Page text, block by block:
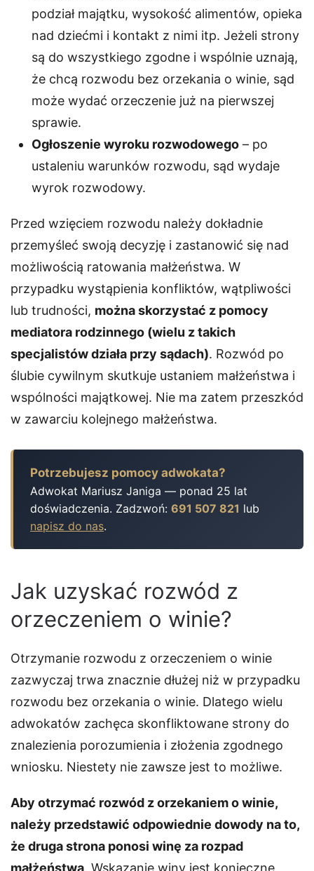
podział majątku, wysokość alimentów, opieka
nad dziećmi i kontakt z nimi itp. Jeżeli strony
są do wszystkiego zgodne i wspólnie uznają,
że chcą rozwodu bez orzekania o winie, sąd
może wydać orzeczenie już na pierwszej
sprawie.
Ogłoszenie wyroku rozwodowego – po
ustaleniu warunków rozwodu, sąd wydaje
wyrok rozwodowy.
Przed wzięciem rozwodu należy dokładnie
przemyśleć swoją decyzję i zastanowić się nad
możliwością ratowania małżeństwa. W
przypadku wystąpienia konfliktów, wątpliwości
lub trudności, można skorzystać z pomocy
mediatora rodzinnego (wielu z takich
specjalistów działa przy sądach). Rozwód po
ślubie cywilnym skutkuje ustaniem małżeństwa i
wspólności majątkowej. Nie ma zatem przeszkód
w zawarciu kolejnego małżeństwa.
Potrzebujesz pomocy adwokata?
Adwokat Mariusz Janiga — ponad 25 lat
doświadczenia. Zadzwoń: 691 507 821 lub
napisz do nas.
Jak uzyskać rozwód z
orzeczeniem o winie?
Otrzymanie rozwodu z orzeczeniem o winie
zazwyczaj trwa znacznie dłużej niż w przypadku
rozwodu bez orzekania o winie. Dlatego wielu
adwokatów zachęca skonfliktowane strony do
znalezienia porozumienia i złożenia zgodnego
wniosku. Niestety nie zawsze jest to możliwe.
Aby otrzymać rozwód z orzekaniem o winie,
należy przedstawić odpowiednie dowody na to,
że druga strona ponosi winę za rozpad
małżeństwa . Wskazanie winy jest konieczne,